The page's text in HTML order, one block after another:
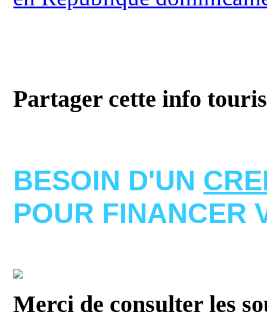
Partager cette info
BESOIN D'UN
POUR FINANCER
Merci de consulter les